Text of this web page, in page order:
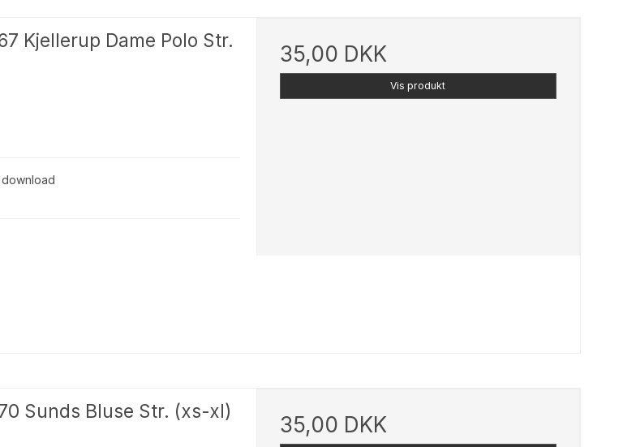
Kjellerup Dame Polo Str.
35,00 DKK
Vis produkt
Sunds Bluse Str. (xs-xl)
35,00 DKK